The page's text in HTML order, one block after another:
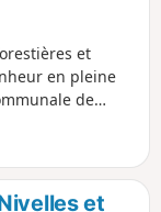
et
en pleine
de
et